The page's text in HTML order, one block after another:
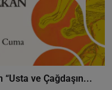
“Usta ve Çağdaşın...